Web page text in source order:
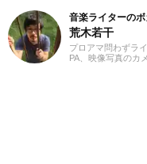
音楽ライターの
荒木若干
プロアマ問わずラ
PA、映像写真のカ